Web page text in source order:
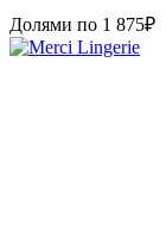
Долями по 1 875₽